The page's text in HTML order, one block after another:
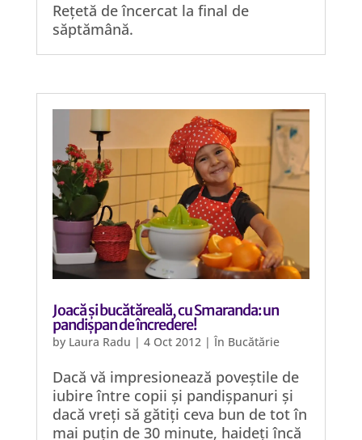
Rețetă de încercat la final de
săptămână.
Joacă și bucătăreală, cu Smaranda: un
pandișpan de încredere!
by Laura Radu | 4 Oct 2012| În Bucătărie
Dacă vă impresionează poveștile de
iubire între copii și pandișpanuri și
dacă vreți să gătiți ceva bun de tot în
mai puțin de 30 minute, haideți încă